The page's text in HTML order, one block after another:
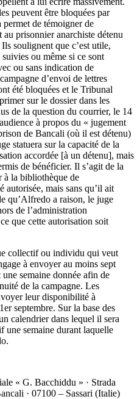
peuvent être bloquées par
de témoigner de
au prisonnier anarchiste détenu
soulignent que c’est utile,
ou même si ce sont
ou sans indication de
d’envoi de lettres
été bloquées et le Tribunal
sur le dossier dans les
de la question du courrier, le 14
à propos du « jugement
de Bancali (où il est détenu)
statuera sur la capacité de la
accordée [à un détenu], mais
de bénéficier. Il s’agit de la
à la bibliothèque de
autorisée, mais sans qu’il ait
qu’Alfredo a raison, le juge
de l’administration
que cette autorisation soit
collectif ou individu qui veut
à envoyer au moins sept
semaine donnée afin de
de la campagne. Les
leur disponibilité à
septembre. Sur la base des
calendrier dans lequel il sera
semaine durant laquelle
« G. Bacchiddu » · Strada
· 07100 – Sassari (Italie)